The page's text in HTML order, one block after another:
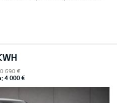
690 €
4 000 €